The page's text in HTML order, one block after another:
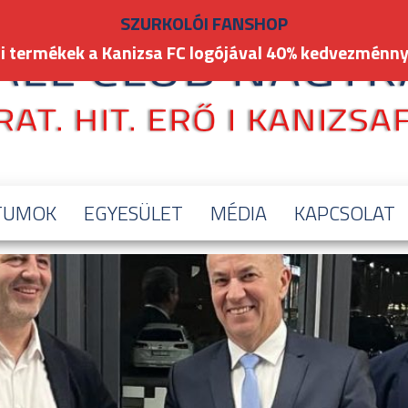
EGYESÜLET MÉDIA KAPCSOLAT
SZURKOLÓI FANSHOP
termékek a Kanizsa FC logójával 40%